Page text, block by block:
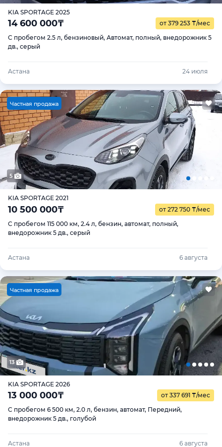
KIA SPORTAGE 2025
14 600 000₸ от 379 253 ₸/мес
С пробегом 2.5 л, бензиновый, Автомат, полный, внедорожник 5
дв., серый
Астана 24 июля
Частная продажа
5
KIA SPORTAGE 2021
10 500 000₸ от 272 750 ₸/мес
С пробегом 115 000 км, 2.4 л, бензин, автомат, полный,
внедорожник 5 дв., серый
Астана 6 августа
Частная продажа
13
KIA SPORTAGE 2026
13 000 000₸ от 337 691 ₸/мес
С пробегом 6 500 км, 2.0 л, бензин, автомат, Передний,
внедорожник 5 дв., голубой
Астана 6 августа